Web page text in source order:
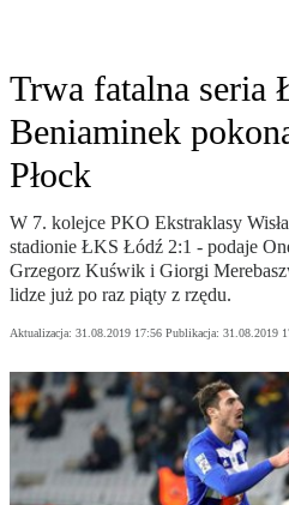
Trwa fatalna seria
Beniaminek
Płock
W 7. kolejce PKO Ekstraklasy
stadionie ŁKS Łódź 2:1 - podaje
Grzegorz Kuświk i Giorgi
lidze już po raz piąty z rzędu.
Aktualizacja: 31.08.2019 17:56 Publikacja: 31.08.2019